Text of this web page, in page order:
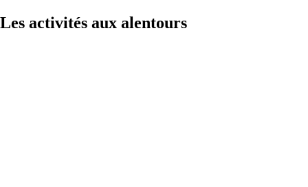
Les activités aux alentours